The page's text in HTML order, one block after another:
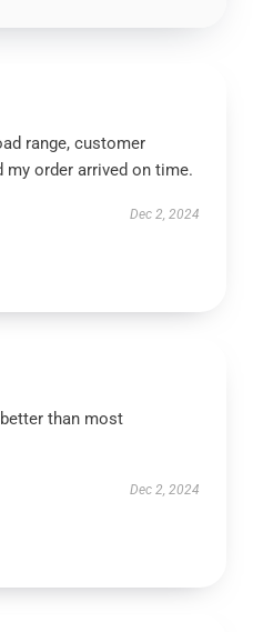
range, customer
my order arrived on time.
Dec 2, 2024
than most
Dec 2, 2024